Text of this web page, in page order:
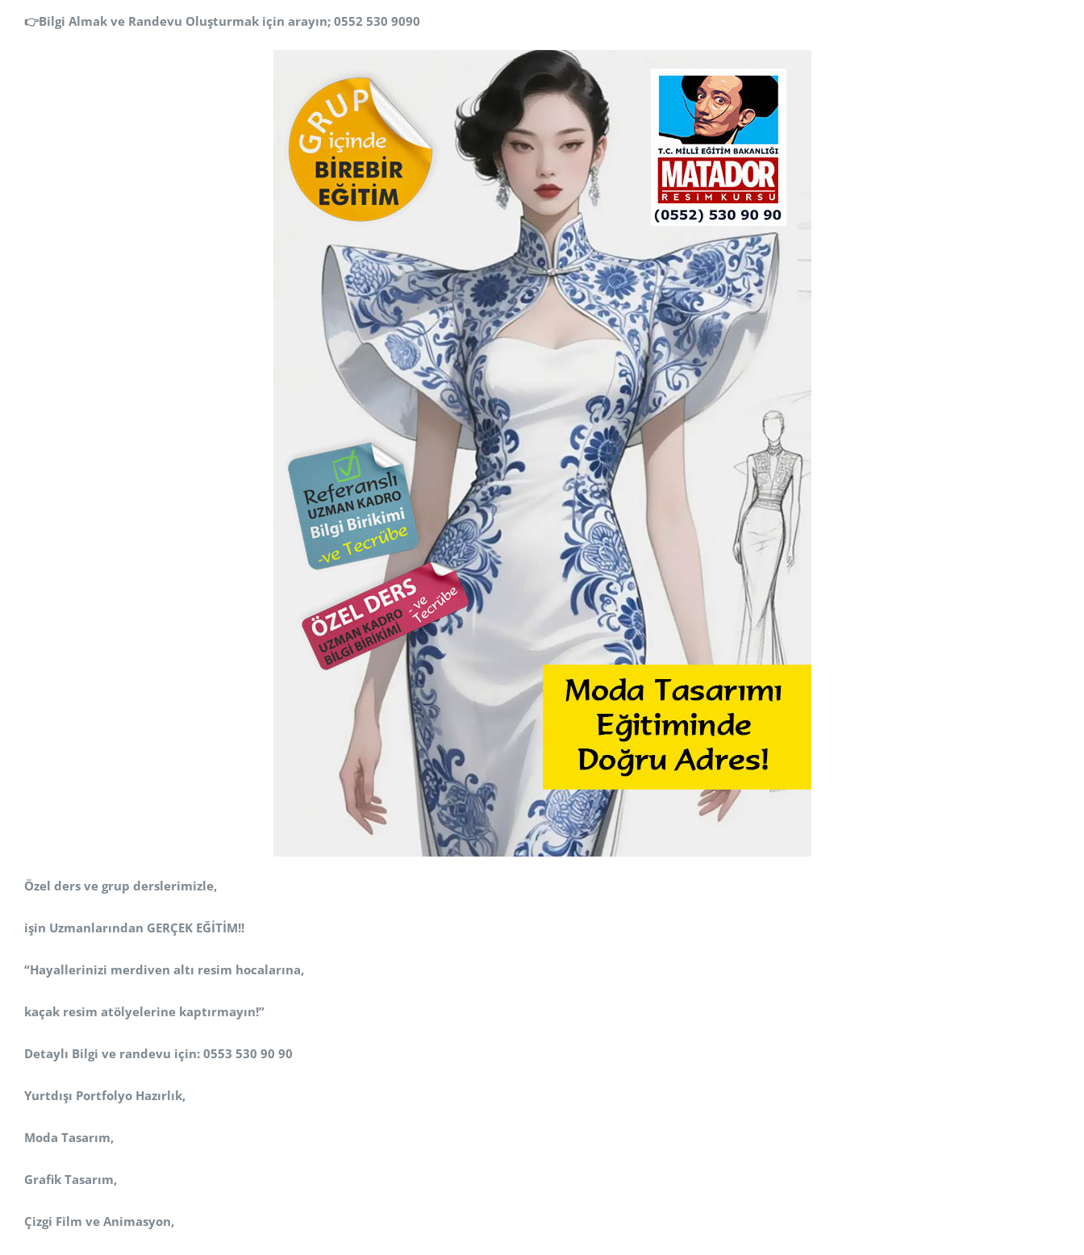
👉Bilgi Almak ve Randevu Oluşturmak için arayın; 0552 530 9090
Özel ders ve grup derslerimizle,
işin Uzmanlarından GERÇEK EĞİTİM!!
“Hayallerinizi merdiven altı resim hocalarına,
kaçak resim atölyelerine kaptırmayın!”
Detaylı Bilgi ve randevu için: 0553 530 90 90
Yurtdışı Portfolyo Hazırlık,
Moda Tasarım,
Grafik Tasarım,
Çizgi Film ve Animasyon,